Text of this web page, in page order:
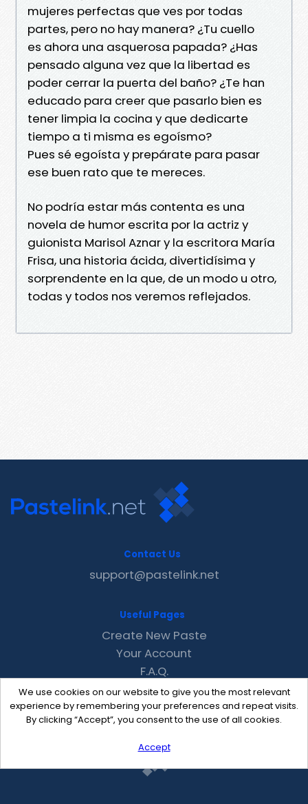
mujeres perfectas que ves por todas
partes, pero no hay manera? ¿Tu cuello
es ahora una asquerosa papada? ¿Has
pensado alguna vez que la libertad es
poder cerrar la puerta del baño? ¿Te han
educado para creer que pasarlo bien es
tener limpia la cocina y que dedicarte
tiempo a ti misma es egoísmo?
Pues sé egoísta y prepárate para pasar
ese buen rato que te mereces.
No podría estar más contenta es una
novela de humor escrita por la actriz y
guionista Marisol Aznar y la escritora María
Frisa, una historia ácida, divertidísima y
sorprendente en la que, de un modo u otro,
todas y todos nos veremos reflejados.
We use cookies on our website to give you the most relevant
experience by remembering your preferences and repeat visits.
By clicking “Accept”, you consent to the use of all cookies.
Accept
Contact Us
support@pastelink.net
Useful Pages
Create New Paste
Your Account
F.A.Q.
Recent
Contact